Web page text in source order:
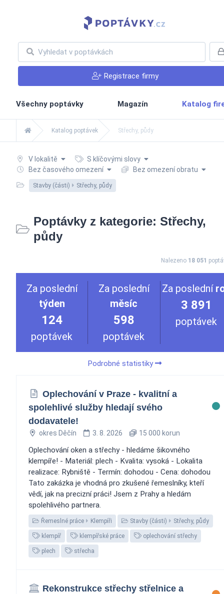
Registrace firmy
Všechny poptávky Magazín Katalog
Katalog poptávek Střechy, půdy
V lokalitě
S klíčovými slovy
Bez časového omezení
Bez omezení obratu
Stavby (části) Střechy, půdy
Poptávky z kategorie: Střechy,
půdy
Nalezeno 18 051
Za poslední
týden
124
poptávek
Za poslední
měsíc
598
poptávek
Za poslední
3 891
poptávek
Podrobné statistiky
Oplechování v Praze - kvalitní a
spolehlivé služby hledají svého
dodavatele!
okres Děčín 3. 8. 2026 15 000 korun
Oplechování oken a střechy - hledáme šikovného
klempíře! - Materiál: plech - Kvalita: vysoká - Lokalita
realizace: Rybniště - Termín: dohodou - Cena: dohodou
Tato zakázka je vhodná pro zkušené řemeslníky, kteří
vědí, jak na precizní práci! Jsem z Prahy a hledám
spolehlivého partnera. ‍️
Řemeslné práce Klempíři Stavby (části) Střechy, půdy
klempíř klempířské práce oplechování střechy
plech střecha
Rekonstrukce střechy střelnice a